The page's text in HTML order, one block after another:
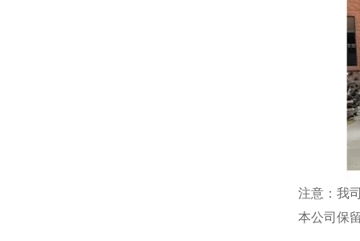
注意：我
本公司保